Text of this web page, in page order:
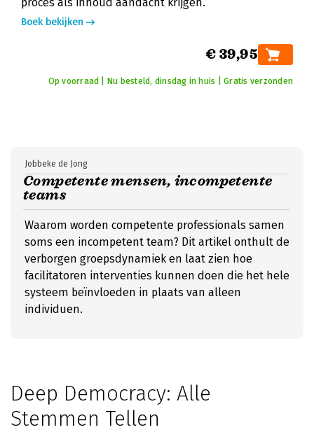
Boek bekijken
€ 39,95
Op voorraad | Nu besteld, dinsdag in huis | Gratis verzonden
Competente mensen, incompetente
teams
Jobbeke de Jong
Waarom worden competente professionals samen
soms een incompetent team? Dit artikel onthult de
verborgen groepsdynamiek en laat zien hoe
facilitatoren interventies kunnen doen die het hele
systeem beïnvloeden in plaats van alleen
individuen.
Deep Democracy: Alle
Stemmen Tellen